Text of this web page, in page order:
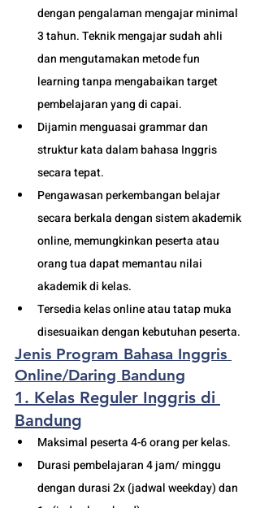
dengan pengalaman mengajar minimal
3 tahun. Teknik mengajar sudah ahli
dan mengutamakan metode fun
learning tanpa mengabaikan target
pembelajaran yang di capai.
Dijamin menguasai grammar dan
struktur kata dalam bahasa Inggris
secara tepat.
Pengawasan perkembangan belajar
secara berkala dengan sistem akademik
online, memungkinkan peserta atau
orang tua dapat memantau nilai
akademik di kelas.
Tersedia kelas online atau tatap muka
disesuaikan dengan kebutuhan peserta.
Jenis Program Bahasa Inggris
Online/Daring Bandung
1. Kelas Reguler Inggris di
Bandung
Maksimal peserta 4-6 orang per kelas.
Durasi pembelajaran 4 jam/ minggu
dengan durasi 2x (jadwal weekday) dan